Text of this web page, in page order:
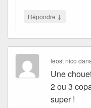
Répondre ↓
leost nico
Une
2 ou 3
super !